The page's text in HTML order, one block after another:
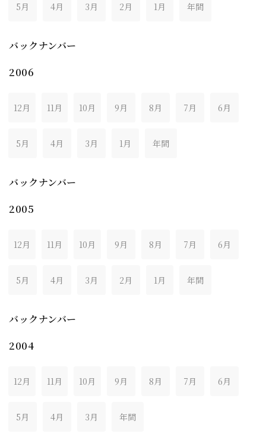
5月 4月 3月 2月 1月 年間
バックナンバー
2006
12月 11月 10月 9月 8月 7月 6月
5月 4月 3月 1月 年間
バックナンバー
2005
12月 11月 10月 9月 8月 7月 6月
5月 4月 3月 2月 1月 年間
バックナンバー
2004
12月 11月 10月 9月 8月 7月 6月
5月 4月 3月 年間